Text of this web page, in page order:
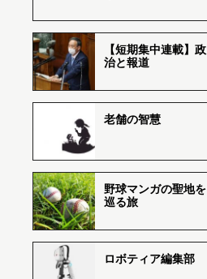
【短期集中連載】政
治と報道
老舗の智慧
野球マンガの聖地を
巡る旅
ロボティア編集部